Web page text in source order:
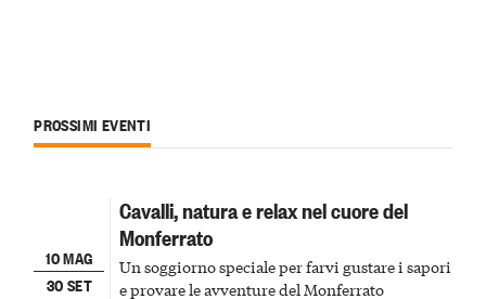
PROSSIMI EVENTI
10 MAG
30 SET
Cavalli, natura e relax nel cuore del
Monferrato
Un soggiorno speciale per farvi gustare i sapori
e provare le avventure del Monferrato